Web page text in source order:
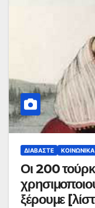
ΔΙΑΒΆΣΤΕ ΚΟΙΝΩΝΙΚΆ
Οι 200
ξέρουμε